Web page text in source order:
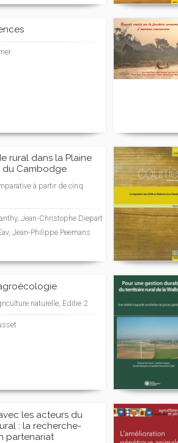
rural dans la Plaine
du Cambodge
à partir de cinq
Jean-Christophe Diepart
Jean-Philippe Peemans
naturelle, Editie 2
les acteurs du
: la recherche-
partenariat